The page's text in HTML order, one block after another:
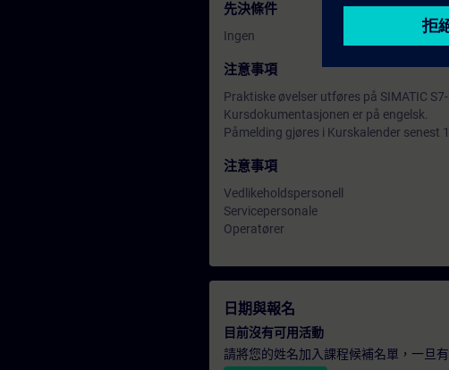
先決條件
Ingen
注意事項
Praktiske øvelser utføres på SIMATIC S7-
Kursdokumentasjonen er på engelsk.
Påmelding gjøres i Kurskalender senest
注意事項
Vedlikeholdspersonell
Servicepersonale
Operatører
日期與報名
目前沒有可用活動
請將您的姓名加入課程候補名單，一旦